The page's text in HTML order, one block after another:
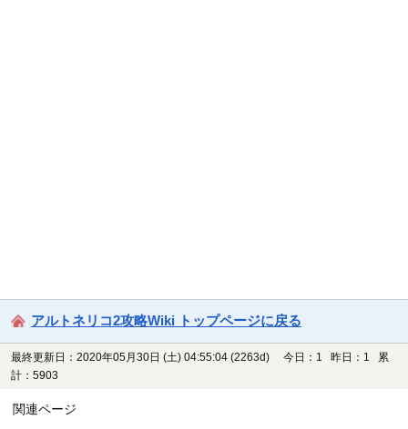
アルトネリコ2攻略Wiki トップページに戻る
最終更新日：2020年05月30日 (土) 04:55:04 (2263d)
今日：1 昨日：1 累
計：5903
関連ページ